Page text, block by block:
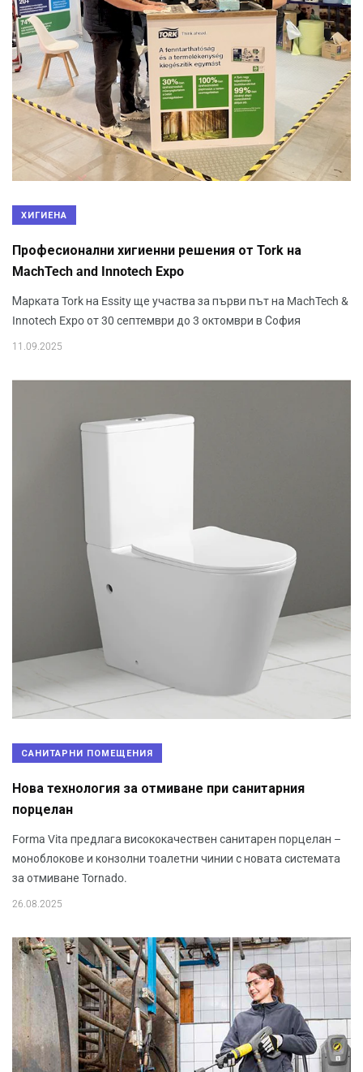
ХИГИЕНА
Професионални хигиенни решения от Tork на
MachTech and Innotech Expo
Марката Tork на Essity ще участва за първи път на MachTech &
Innotech Expo от 30 септември до 3 октомври в София
11.09.2025
САНИТАРНИ ПОМЕЩЕНИЯ
Нова технология за отмиване при санитарния
порцелан
Forma Vita предлага висококачествен санитарен порцелан –
моноблокове и конзолни тоалетни чинии с новата системата
за отмиване Tornado.
26.08.2025